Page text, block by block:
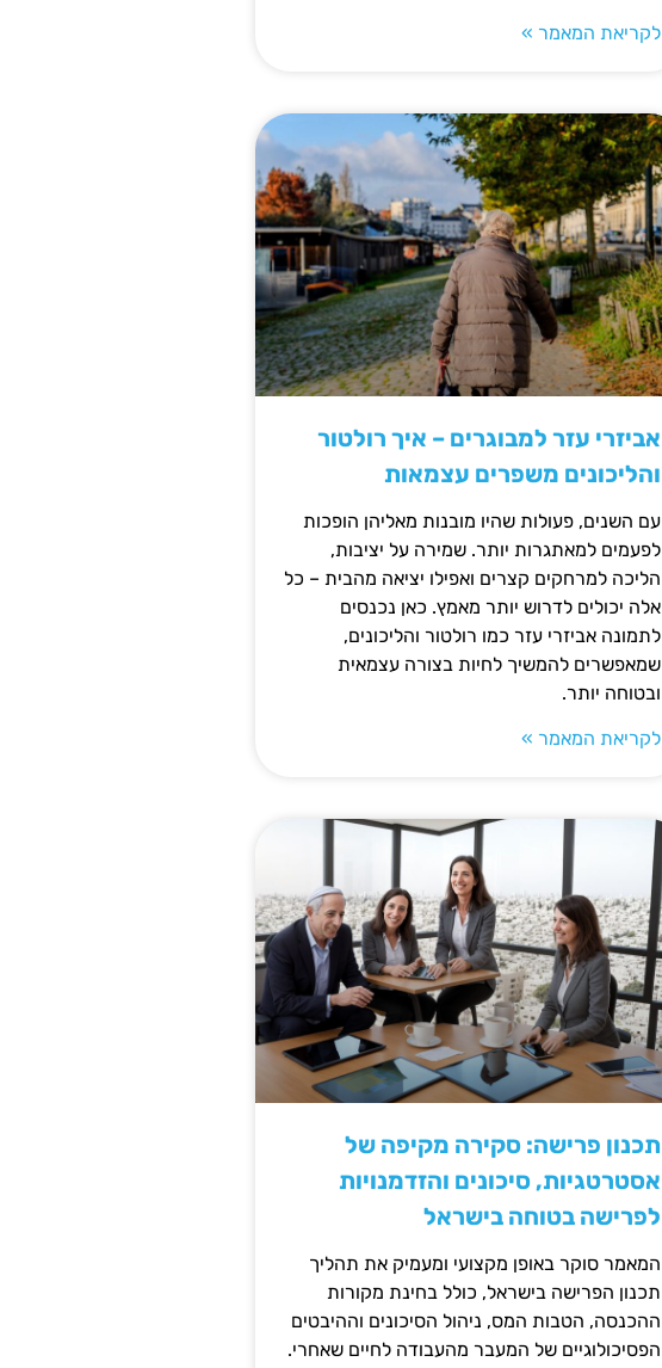
לקריאת המאמר »
אביזרי עזר למבוגרים – איך רולטור
והליכונים משפרים עצמאות
עם השנים, פעולות שהיו מובנות מאליהן הופכות
לפעמים למאתגרות יותר. שמירה על יציבות,
הליכה למרחקים קצרים ואפילו יציאה מהבית – כל
אלה יכולים לדרוש יותר מאמץ. כאן נכנסים
לתמונה אביזרי עזר כמו רולטור והליכונים,
שמאפשרים להמשיך לחיות בצורה עצמאית
ובטוחה יותר.
לקריאת המאמר »
תכנון פרישה: סקירה מקיפה של
אסטרטגיות, סיכונים והזדמנויות
לפרישה בטוחה בישראל
המאמר סוקר באופן מקצועי ומעמיק את תהליך
תכנון הפרישה בישראל, כולל בחינת מקורות
ההכנסה, הטבות המס, ניהול הסיכונים וההיבטים
הפסיכולוגיים של המעבר מהעבודה לחיים שאחרי.